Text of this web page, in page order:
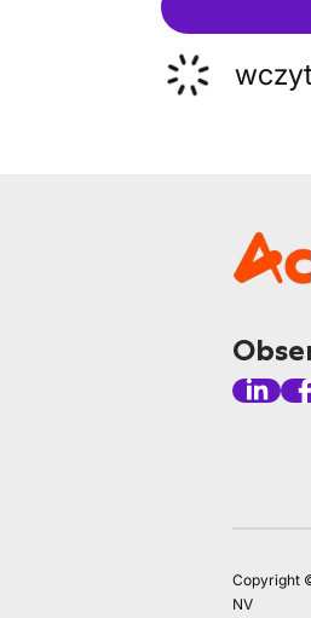
Copyright
NV